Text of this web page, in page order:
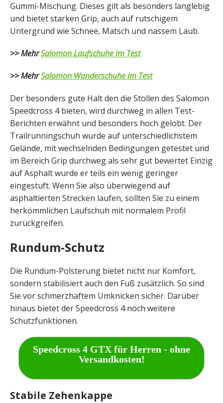
Gummi-Mischung. Dieses gilt als besonders langlebig
und bietet starken Grip, auch auf rutschigem
Untergrund wie Schnee, Matsch und nassem Laub.
>> MehrSalomon Laufschuhe im Test
>> MehrSalomon Wanderschuhe im Test
Der besonders gute Halt den die Stollen des Salomon
Speedcross 4 bieten, wird durchweg in allen Test-
Berichten erwähnt und besonders hoch gelobt. Der
Trailrunningschuh wurde auf unterschiedlichstem
Gelände, mit wechselnden Bedingungen getestet und
im Bereich Grip durchweg als sehr gut bewertet Einzig
auf Asphalt wurde er teils ein wenig geringer
eingestuft. Wenn Sie also überwiegend auf
asphaltierten Strecken laufen, sollten Sie zu einem
herkömmlichen Laufschuh mit normalem Profil
zurückgreifen.
Rundum-Schutz
Die Rundum-Polsterung bietet nicht nur Komfort,
sondern stabilisiert auch den Fuß zusätzlich. So sind
Sie vor schmerzhaftem Umknicken sicher. Darüber
hinaus bietet der Speedcross 4 noch weitere
Schutzfunktionen.
Speedcross 4 GTX für Herren - ohne
Versandkosten!
Stabile Zehenkappe